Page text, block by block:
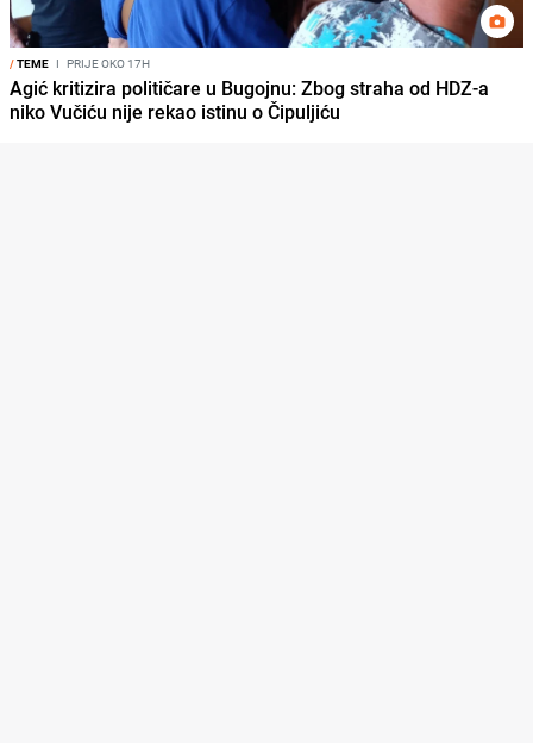
/TEME I PRIJE OKO 17H
Agić kritizira političare u Bugojnu: Zbog straha od HDZ-a
niko Vučiću nije rekao istinu o Čipuljiću